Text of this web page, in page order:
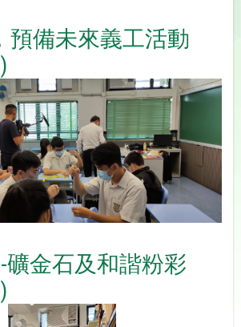
預備未來義工活動
礦金石及和諧粉彩